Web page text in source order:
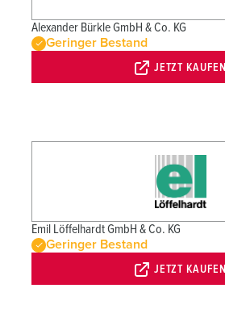
Alexander Bürkle GmbH & Co. KG
Geringer Bestand
JETZT KAUFEN
Emil Löffelhardt GmbH & Co. KG
Geringer Bestand
JETZT KAUFEN